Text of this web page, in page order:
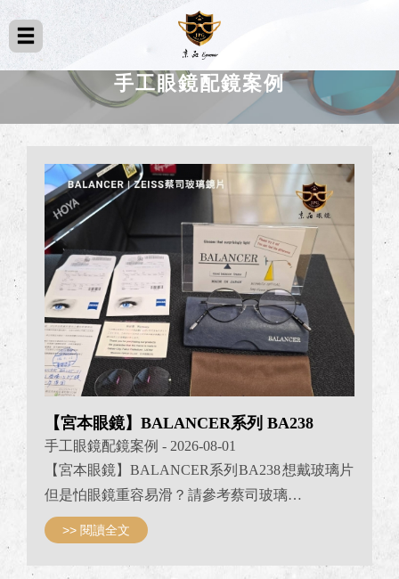
手工眼鏡配鏡案例
【宮本眼鏡】BALANCER系列 BA238
手工眼鏡配鏡案例 - 2026-08-01
【宮本眼鏡】BALANCER系列 BA238 想戴玻璃片
但是怕眼鏡重容易滑？ 請參考蔡司玻璃
+BALANCER案例 BALANCER BA238 日本福井
製造 真正日本製 配重設計鈦金屬眼鏡 鏡腳採用獨
特配重與超彈性鈦金屬 選配蔡司1.5玻璃鏡片
>> 閱讀全文